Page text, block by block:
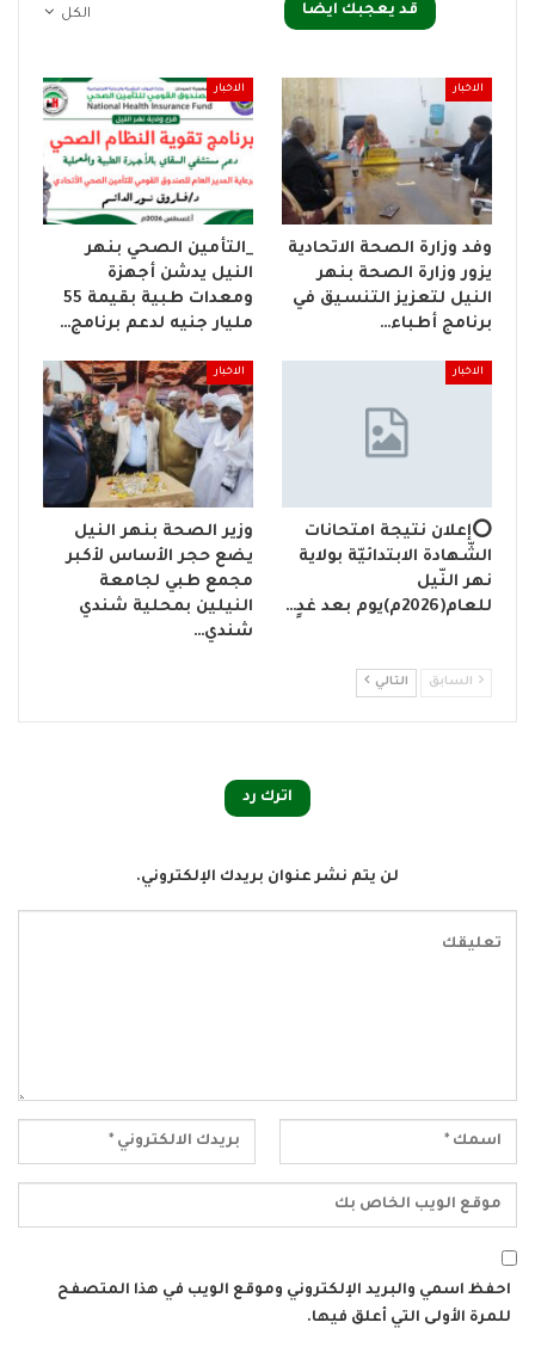
الكل قد يعجبك ايضا
الاخبار
وفد وزارة الصحة الاتحادية
يزور وزارة الصحة بنهر
النيل لتعزيز التنسيق في
برنامج أطباء…
الاخبار
_التأمين الصحي بنهر
النيل يدشن أجهزة
ومعدات طبية بقيمة 55
مليار جنيه لدعم برنامج…
الاخبار
⭕إعلان نتيجة امتحانات
الشّهادة الابتدائيّة بولاية
نهر النّيل
للعام(2026م)يوم بعد غدٍ…
الاخبار
وزير الصحة بنهر النيل
يضع حجر الأساس لأكبر
مجمع طبي لجامعة
النيلين بمحلية شندي
شندي…
السابق التالي
اترك رد
لن يتم نشر عنوان بريدك الإلكتروني.
احفظ اسمي والبريد الإلكتروني وموقع الويب في هذا المتصفح
للمرة الأولى التي أعلق فيها.